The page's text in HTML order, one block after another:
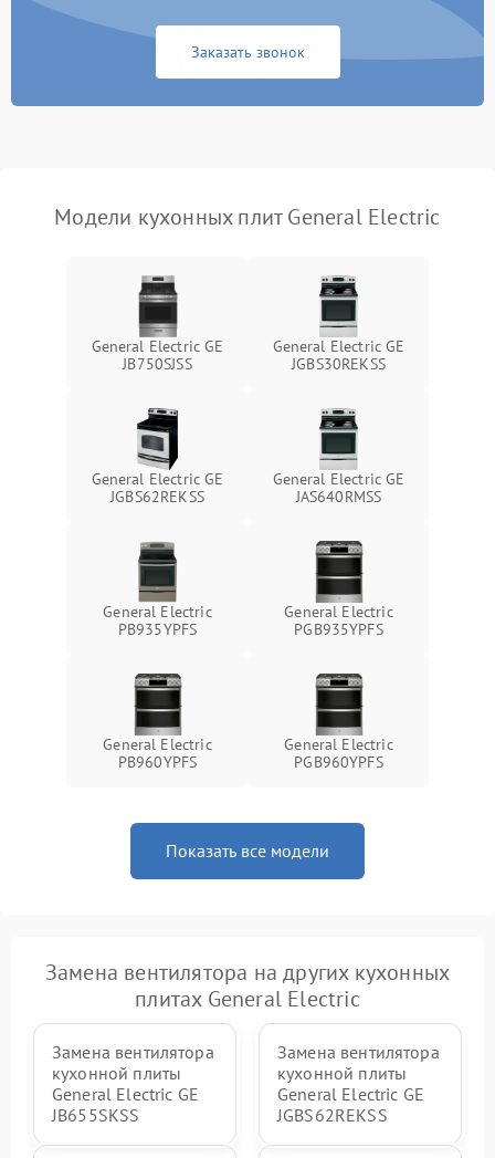
Заказать звонок
Модели кухонных плит General Electric
General Electric GE
JB750SJSS
General Electric GE
JGBS30REKSS
General Electric GE
JGBS62REKSS
General Electric GE
JAS640RMSS
General Electric
PB935YPFS
General Electric
PGB935YPFS
General Electric
PB960YPFS
General Electric
PGB960YPFS
Показать все модели
Замена вентилятора на других кухонных
плитах General Electric
Замена вентилятора
кухонной плиты
General Electric GE
JB655SKSS
Замена вентилятора
кухонной плиты
General Electric GE
JGBS62REKSS